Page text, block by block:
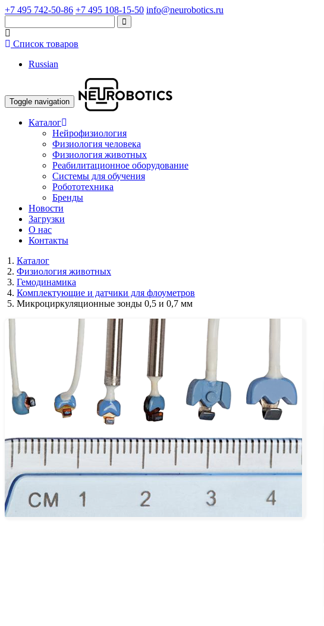
+7 495 742-50-86 +7 495 108-15-50 info@neurobotics.ru
Список товаров
Russian
Toggle navigation
Каталог
Нейрофизиология
Физиология человека
Физиология животных
Реабилитационное оборудование
Системы для обучения
Робототехника
Бренды
Новости
Загрузки
О нас
Контакты
Каталог
Физиология животных
Гемодинамика
Комплектующие и датчики для флоуметров
Микроциркуляционные зонды 0,5 и 0,7 мм